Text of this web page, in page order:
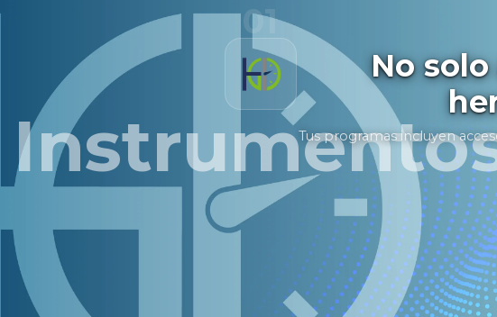
No
Tus programas incluyen
01